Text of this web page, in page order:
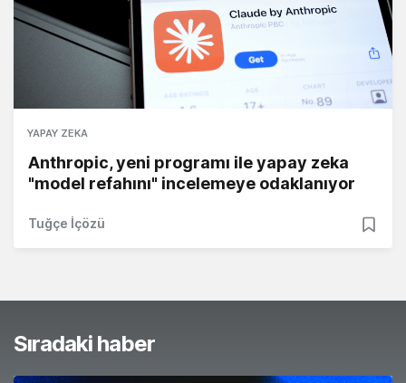
YAPAY ZEKA
Anthropic, yeni programı ile yapay zeka
"model refahını" incelemeye odaklanıyor
Tuğçe İçözü
Sıradaki haber